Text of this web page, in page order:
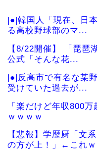
|●|韓国人「現在、日
る高校野球部のマ...
【8/22開催】 「琵琶
公式「そんな花...
|●|反高市で有名な某
受けていた過去が...
「楽だけど年収800
ｗｗｗｗ
【悲報】学歴厨「文
の方が上！」←これ